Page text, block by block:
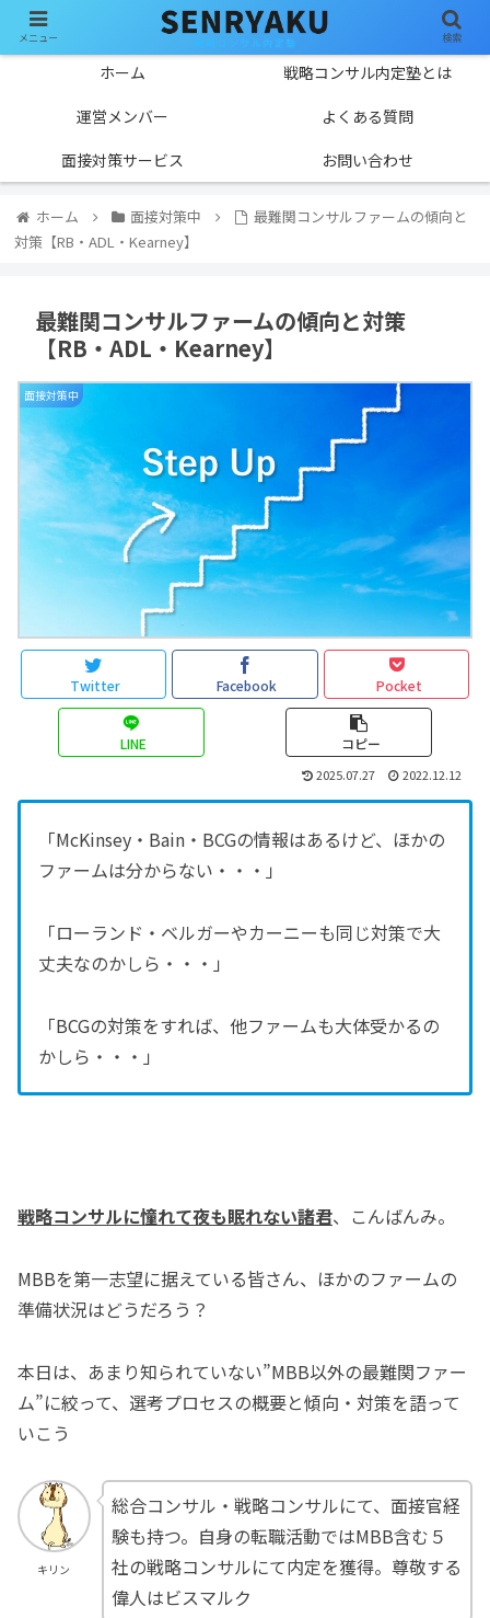
ホーム
戦略コンサル内定塾とは
運営メンバー
よくある質問
面接対策サービス
お問い合わせ
ホーム 面接対策中
最難関コンサルファームの傾向と
対策【RB・ADL・Kearney】
最難関コンサルファームの傾向と対策
【RB・ADL・Kearney】
面接対策中
Twitter Facebook Pocket
LINE コピー
2025.07.27 2022.12.12
「McKinsey・Bain・BCGの情報はあるけど、ほかの
ファームは分からない・・・」
「ローランド・ベルガーやカーニーも同じ対策で大
丈夫なのかしら・・・」
「BCGの対策をすれば、他ファームも大体受かるの
かしら・・・」
戦略コンサルに憧れて夜も眠れない諸君、こんばんみ。
MBBを第一志望に据えている皆さん、ほかのファームの
準備状況はどうだろう？
本日は、あまり知られていない”MBB以外の最難関ファー
ム”に絞って、選考プロセスの概要と傾向・対策を語って
いこう
キリン
総合コンサル・戦略コンサルにて、面接官経
験も持つ。自身の転職活動ではMBB含む５
社の戦略コンサルにて内定を獲得。尊敬する
偉人はビスマルク
メニュー 検索